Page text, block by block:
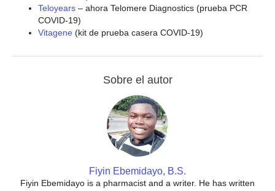
Teloyears – ahora Telomere Diagnostics (prueba PCR
COVID-19)
Vitagene (kit de prueba casera COVID-19)
Sobre el autor
Fiyin Ebemidayo, B.S.
Fiyin Ebemidayo is a pharmacist and a writer. He has written